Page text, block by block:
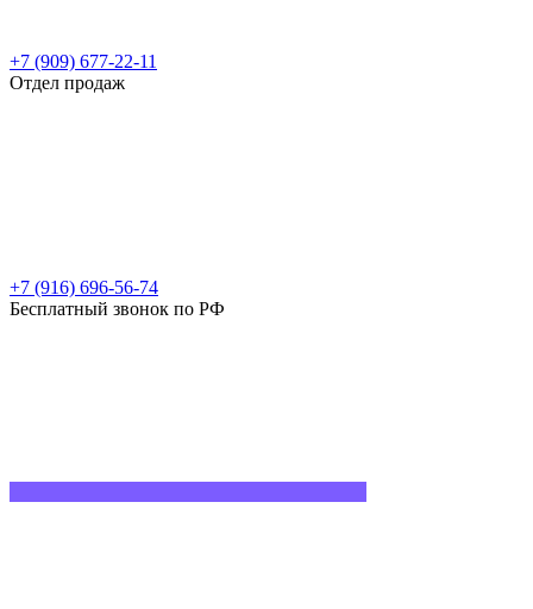
+7 (909) 677-22-11
Отдел продаж
+7 (916) 696-56-74
Бесплатный звонок по РФ